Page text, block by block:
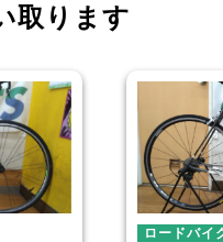
取ります
ロー